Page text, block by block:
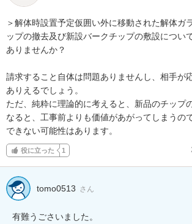
＞解体時設置予定仮囲い外に移動された解体ガ
ップの撤去及び新設バークチップの敷設につい
ありませんか？
請求すること自体は問題ありませんし、相手が
ありえるでしょう。
ただ、純粋に理論的に考えると、新品のチップ
なると、工事前よりも価値があがってしまうの
できない可能性はあります。
役に立った 1
tomo0513 さん
有難うごさいました。